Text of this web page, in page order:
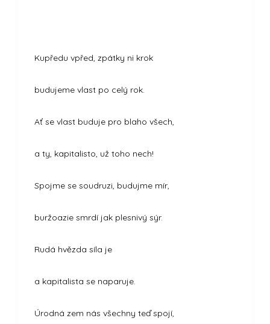
Kupředu vpřed, zpátky ni krok
budujeme vlast po celý rok.
Ať se vlast buduje pro blaho všech,
a ty, kapitalisto, už toho nech!
Spojme se soudruzi, budujme mír,
buržoazie smrdí jak plesnivý sýr.
Rudá hvězda síla je
a kapitalista se naparuje.
Úrodná zem nás všechny teď spojí,